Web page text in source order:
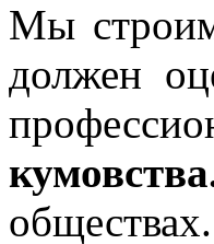
Мы
должен
обществах.